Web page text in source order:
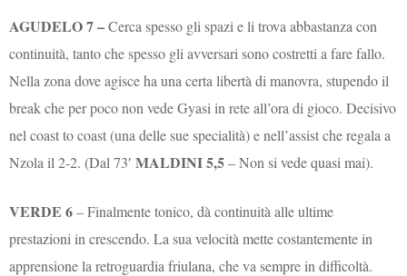
AGUDELO 7 –Cerca spesso gli spazi e li trova abbastanza con
continuità, tanto che spesso gli avversari sono costretti a fare fallo.
Nella zona dove agisce ha una certa libertà di manovra, stupendo il
break che per poco non vede Gyasi in rete all’ora di gioco. Decisivo
nel coast to coast (una delle sue specialità) e nell’assist che regala a
Nzola il 2-2. (Dal 73′MALDINI5,5– Non si vede quasi mai).
VERDE 6– Finalmente tonico, dà continuità alle ultime
prestazioni in crescendo. La sua velocità mette costantemente in
apprensione la retroguardia friulana, che va sempre in difficoltà.